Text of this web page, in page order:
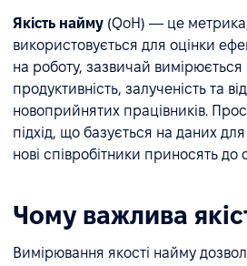
Якість найму (QoH) — це
використовується для оцінки
на роботу, зазвичай вимірюється
продуктивність, залученість та
новоприйнятих працівників.
підхід, що базується на даних для
нові співробітники приносять до
Чому важлива
Вимірювання якості найму